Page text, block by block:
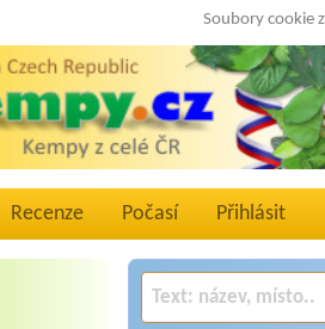
Soubory cookie
Recenze Počasí Přihlásit